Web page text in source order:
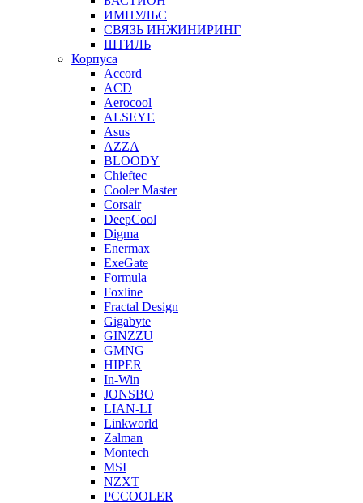
ИМПУЛЬС
СВЯЗЬ ИНЖИНИРИНГ
ШТИЛЬ
Корпуса
Accord
ACD
Aerocool
ALSEYE
Asus
AZZA
BLOODY
Chieftec
Cooler Master
Corsair
DeepCool
Digma
Enermax
ExeGate
Formula
Foxline
Fractal Design
Gigabyte
GINZZU
GMNG
HIPER
In-Win
JONSBO
LIAN-LI
Linkworld
Zalman
Montech
MSI
NZXT
PCCOOLER